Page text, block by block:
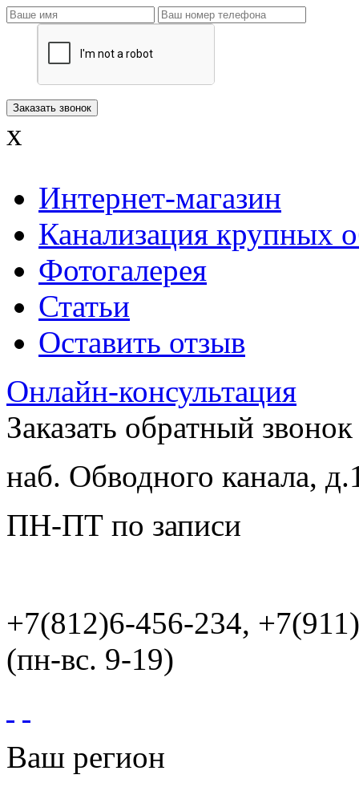
x
Интернет-магазин
Канализация крупных
Фотогалерея
Статьи
Оставить отзыв
Онлайн-консультация
Заказать обратный звонок
наб. Обводного канала,
ПН-ПТ по записи
+7(812)6-456-234,
(пн-вс. 9-19)
Ваш регион